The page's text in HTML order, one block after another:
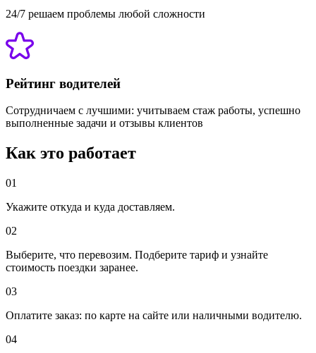
24/7 решаем проблемы любой сложности
Рейтинг водителей
Сотрудничаем с лучшими: учитываем стаж работы, успешно
выполненные задачи и отзывы клиентов
Как это работает
01
Укажите откуда и куда доставляем.
02
Выберите, что перевозим. Подберите тариф и узнайте
стоимость поездки заранее.
03
Оплатите заказ: по карте на сайте или наличными водителю.
04